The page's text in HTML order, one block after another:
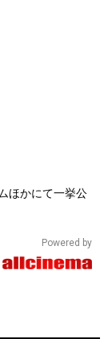
ほかにて一挙公
Powered by